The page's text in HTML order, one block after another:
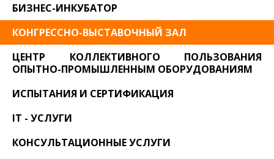
БИЗНЕС-ИНКУБАТОР
КОНГРЕССНО-ВЫСТАВОЧНЫЙ ЗАЛ
ЦЕНТР КОЛЛЕКТИВНОГО ПОЛЬЗОВАНИЯ
ОПЫТНО-ПРОМЫШЛЕННЫМ ОБОРУДОВАНИЯМ
ИСПЫТАНИЯ И СЕРТИФИКАЦИЯ
IT - УСЛУГИ
КОНСУЛЬТАЦИОННЫЕ УСЛУГИ